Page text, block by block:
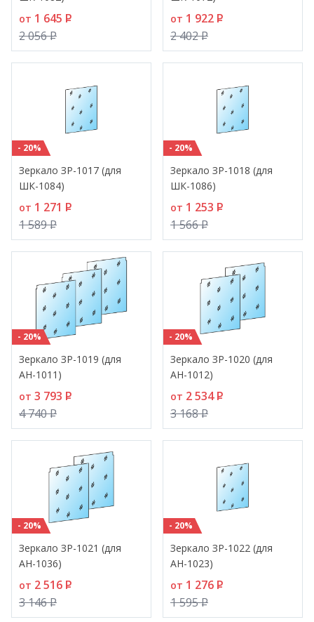
от 1 645 P
2 056P
от 1 922 P
2 402P
- 20%
Зеркало ЗР-1017 (для
ШК-1084)
от 1 271 P
1 589P
- 20%
Зеркало ЗР-1018 (для
ШК-1086)
от 1 253 P
1 566P
- 20%
Зеркало ЗР-1019 (для
АН-1011)
от 3 793 P
4 740P
- 20%
Зеркало ЗР-1020 (для
АН-1012)
от 2 534P
3 168P
- 20%
Зеркало ЗР-1021 (для
АН-1036)
от 2 516 P
3 146P
- 20%
Зеркало ЗР-1022 (для
АН-1023)
от 1 276 P
1 595P